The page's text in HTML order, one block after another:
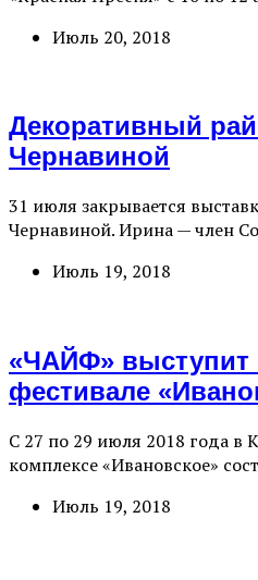
Июль 20, 2018
Декоративный
Чернавиной
31 июля закрывается
Чернавиной. Ирина — член
Июль 19, 2018
«ЧАЙФ» выступит
фестивале
С 27 по 29 июля 2018 года в
комплексе «Ивановское»
Июль 19, 2018